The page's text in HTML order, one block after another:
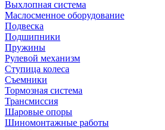
Выхлопная система
Маслосменное оборудование
Подвеска
Подшипники
Пружины
Рулевой механизм
Ступица колеса
Съемники
Тормозная система
Трансмиссия
Шаровые опоры
Шиномонтажные работы